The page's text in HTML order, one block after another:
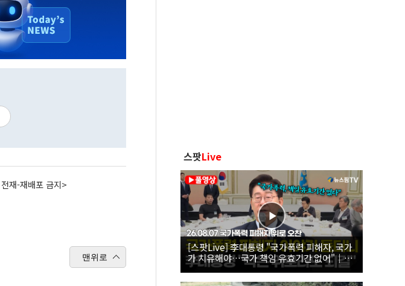
재-재배포 금지>
맨위로
스팟Live
[스팟Live] 李대통령 "국가폭력 피해자, 국가
가 치유해야…국가 책임 유효기간 없어"｜
26.08.07 국가폭력 피해자 위로 오찬